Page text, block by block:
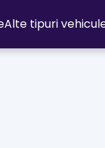
Alte tipuri